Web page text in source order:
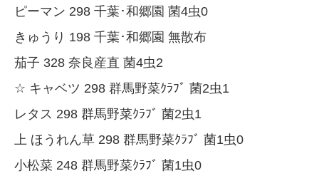
ピーマン 298 千葉･和郷園 菌4虫0
きゅうり 198 千葉･和郷園 無散布
茄子 328 奈良産直 菌4虫2
☆ キャベツ 298 群馬野菜ｸﾗﾌﾞ 菌2虫1
レタス 298 群馬野菜ｸﾗﾌﾞ 菌2虫1
上 ほうれん草 298 群馬野菜ｸﾗﾌﾞ 菌1虫0
小松菜 248 群馬野菜ｸﾗﾌﾞ 菌1虫0